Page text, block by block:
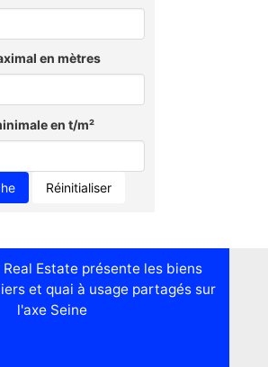
en mètres
en t/m²
Réinitialiser
Real Estate présente les biens
et quai à usage partagés sur
l'axe Seine